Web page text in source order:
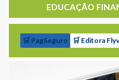
EDUCAÇÃO
🛒 PagSeguro 🛒 Editora